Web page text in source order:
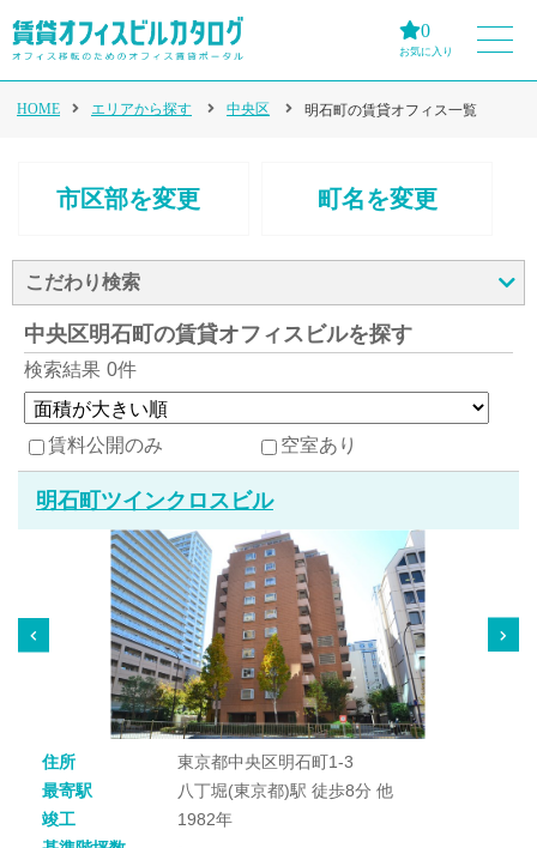
0
お気に入り
HOME エリアから探す 中央区 明石町の賃貸オフィス一覧
市区部を変更 町名を変更
こだわり検索
中央区明石町の賃貸オフィスビルを探す
検索結果 0件
賃料公開のみ 空室あり
明石町ツインクロスビル
住所
東京都中央区明石町1-3
最寄駅
八丁堀(東京都)駅 徒歩8分 他
竣工
1982年